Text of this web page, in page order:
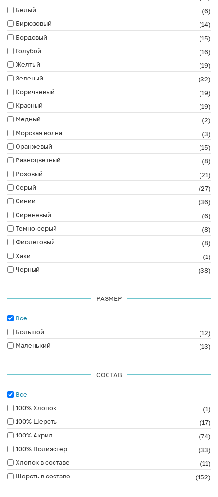
Белый
(6)
Бирюзовый
(14)
Бордовый
(15)
Голубой
(16)
Желтый
(19)
Зеленый
(32)
Коричневый
(19)
Красный
(19)
Медный
(2)
Морская волна
(3)
Оранжевый
(15)
Разноцветный
(8)
Розовый
(21)
Серый
(27)
Синий
(36)
Сиреневый
(6)
Темно-серый
(8)
Фиолетовый
(8)
Хаки
(1)
Черный
(38)
РАЗМЕР
Все
Большой
(12)
Маленький
(13)
СОСТАВ
Все
100% Хлопок
(1)
100% Шерсть
(17)
100% Акрил
(74)
100% Полиэстер
(33)
Хлопок в составе
(11)
Шерсть в составе
(152)